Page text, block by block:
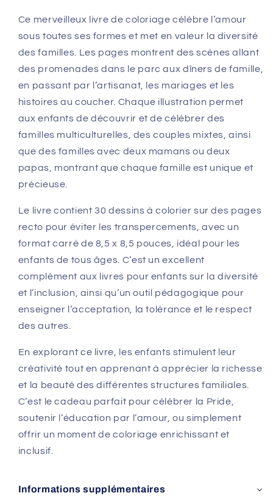
Ce merveilleux livre de coloriage célèbre l’amour
sous toutes ses formes et met en valeur la diversité
des familles. Les pages montrent des scènes allant
des promenades dans le parc aux dîners de famille,
en passant par l’artisanat, les mariages et les
histoires au coucher. Chaque illustration permet
aux enfants de découvrir et de célébrer des
familles multiculturelles, des couples mixtes, ainsi
que des familles avec deux mamans ou deux
papas, montrant que chaque famille est unique et
précieuse.
Le livre contient 30 dessins à colorier sur des pages
recto pour éviter les transpercements, avec un
format carré de 8,5 x 8,5 pouces, idéal pour les
enfants de tous âges. C’est un excellent
complément aux livres pour enfants sur la diversité
et l’inclusion, ainsi qu’un outil pédagogique pour
enseigner l’acceptation, la tolérance et le respect
des autres.
En explorant ce livre, les enfants stimulent leur
créativité tout en apprenant à apprécier la richesse
et la beauté des différentes structures familiales.
C’est le cadeau parfait pour célébrer la Pride,
soutenir l’éducation par l’amour, ou simplement
offrir un moment de coloriage enrichissant et
inclusif.
Informations supplémentaires